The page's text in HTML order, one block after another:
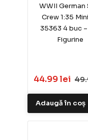
WWII German
Crew 1:35
35363 4 buc
Figurine
44.99 lei
Adaugă în coș